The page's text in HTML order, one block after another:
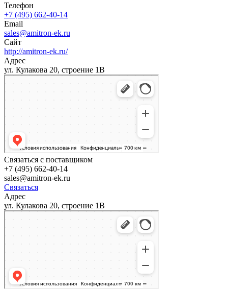
Телефон
+7 (495) 662-40-14
Email
sales@amitron-ek.ru
Сайт
http://amitron-ek.ru/
Адрес
ул. Кулакова 20, строение 1В
Связаться с поставщиком
+7 (495) 662-40-14
sales@amitron-ek.ru
Связаться
Адрес
ул. Кулакова 20, строение 1В